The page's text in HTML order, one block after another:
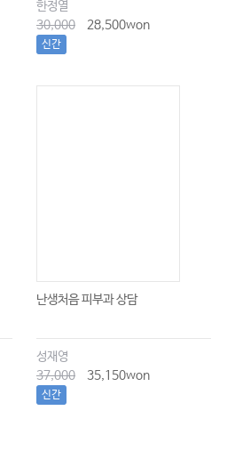
한정열
30,000
28,500won
신간
난생처음 피부과 상담
성재영
37,000
35,150won
신간